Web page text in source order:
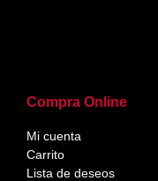
Compra Online
Mi cuenta
Carrito
Lista de deseos